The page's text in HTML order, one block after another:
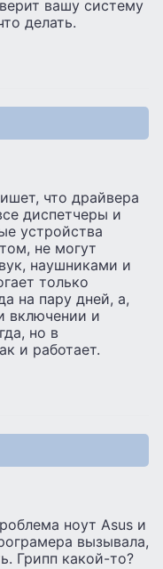
вашу систему
делать.
что драйвера
диспетчеры и
устройства
не могут
наушниками и
только
на пару дней, а,
включении и
но в
и работает.
ноут Аsus и
вызывала,
Грипп какой-то?